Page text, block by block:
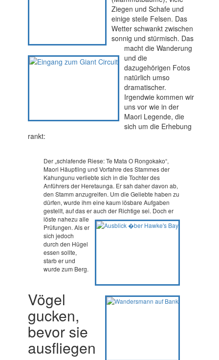
Ziegen und Schafe und
einige steile Felsen. Das
Wetter schwankt zwischen
sonnig und stürmisch. Das
macht die Wanderung
und die
dazugehörigen Fotos
natürlich umso
dramatischer.
Irgendwie kommen wir
uns vor wie in der
Maori Legende, die
sich um die Erhebung
rankt:
Der „schlafende Riese: Te Mata O Rongokako“,
Maori Häuptling und Vorfahre des Stammes der
Kahungunu verliebte sich in die Tochter des
Anführers der Heretaunga. Er sah daher davon ab,
den Stamm anzugreifen. Um die Geliebte haben zu
dürfen, wurde ihm eine kaum lösbare Aufgaben
gestellt, auf das er auch der Richtige sei. Doch er
löste nahezu alle
Prüfungen. Als er
sich jedoch
durch den Hügel
essen sollte,
starb er und
wurde zum Berg.
Vögel
gucken,
bevor sie
ausfliegen